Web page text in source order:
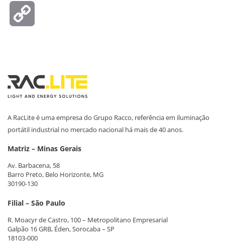
A RacLite é uma empresa do Grupo Racco, referência em iluminação
portátil industrial no mercado nacional há mais de 40 anos.
Matriz – Minas Gerais
Av. Barbacena, 58
Barro Preto, Belo Horizonte, MG
30190-130
Filial – São Paulo
R. Moacyr de Castro, 100 – Metropolitano Empresarial
Galpão 16 GRB, Éden, Sorocaba – SP
18103-000